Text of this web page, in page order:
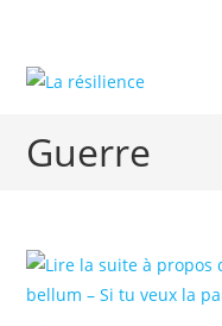
content
Guerre